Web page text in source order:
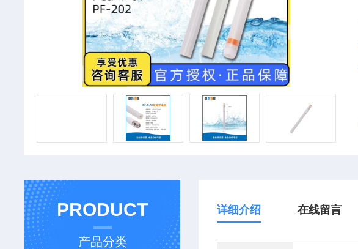
PRODUCT
产品分类
详细介绍 在线留言